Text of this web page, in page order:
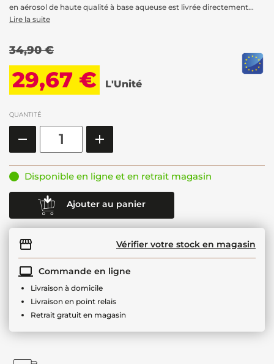
en aérosol de haute qualité à base aqueuse est livrée directement...
Lire la suite
34,90 €
29,67 € L'Unité
QUANTITÉ
Disponible en ligne et en retrait magasin
Ajouter au panier
Vérifier votre stock en magasin
Commande en ligne
Livraison à domicile
Livraison en point relais
Retrait gratuit en magasin